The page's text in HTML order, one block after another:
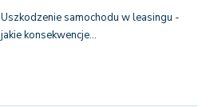
Uszkodzenie samochodu w leasingu -
jakie konsekwencje…